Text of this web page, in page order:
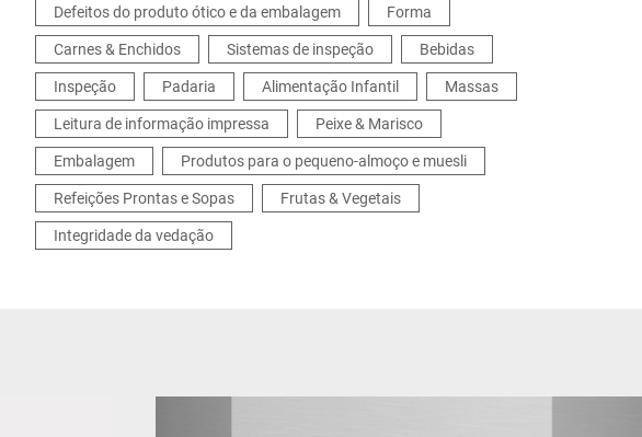
Defeitos do produto ótico e da embalagem
Forma
Carnes & Enchidos
Sistemas de inspeção
Bebidas
Inspeção
Padaria Alimentação Infantil
Massas
Leitura de informação impressa
Peixe & Marisco
Embalagem
Produtos para o pequeno-almoço e muesli
Refeições Prontas e Sopas
Frutas & Vegetais
Integridade da vedação